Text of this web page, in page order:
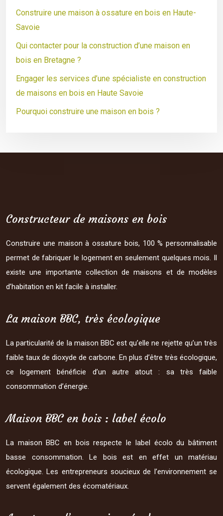
Construire une maison à ossature en bois en Haute-
Savoie
Qui contacter pour la construction d’une maison en
bois en Bretagne ?
Engager les services d’une spécialiste en construction
de maisons en bois en Haute Savoie
Pourquoi construire une maison en bois ?
Constructeur de maisons en bois
Construire une maison à ossature bois, 100 % personnalisable
permet de fabriquer le logement en seulement quelques mois. Il
existe une importante collection de maisons et de modèles
d’habitation en kit facile à installer.
La maison BBC, très écologique
La particularité de la maison BBC est qu’elle ne rejette qu’un très
faible taux de dioxyde de carbone. En plus d’être très écologique,
ce logement bénéficie d’un autre atout : sa très faible
consommation d’énergie.
Maison BBC en bois : label écolo
La maison BBC en bois respecte le label écolo du bâtiment
basse consommation. Le bois est en effet un matériau
écologique. Les entrepreneurs soucieux de l’environnement se
servent également des écomatériaux.